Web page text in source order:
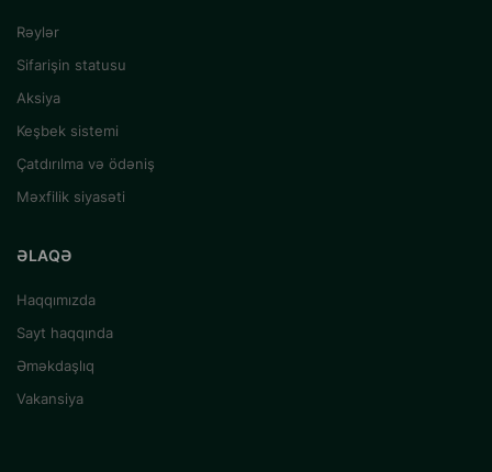
Rəylər
Sifarişin statusu
Aksiya
Keşbek sistemi
Çatdırılma və ödəniş
Məxfilik siyasəti
ƏLAQƏ
Haqqımızda
Sayt haqqında
Əməkdaşlıq
Vakansiya